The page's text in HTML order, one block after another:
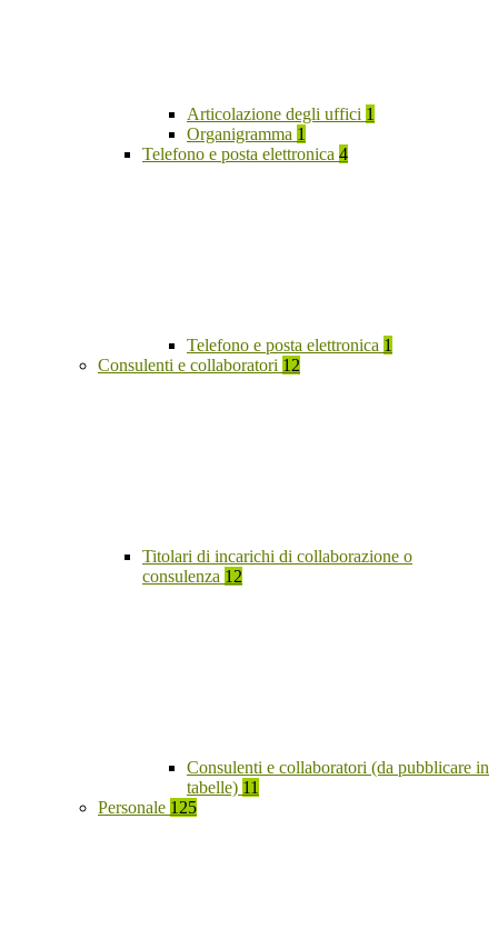
Articolazione degli uffici 1
Organigramma 1
Telefono e posta elettronica 4
Telefono e posta elettronica 1
Consulenti e collaboratori 12
Titolari di incarichi di collaborazione o
consulenza 12
Consulenti e collaboratori (da pubblicare in
tabelle) 11
Personale 125